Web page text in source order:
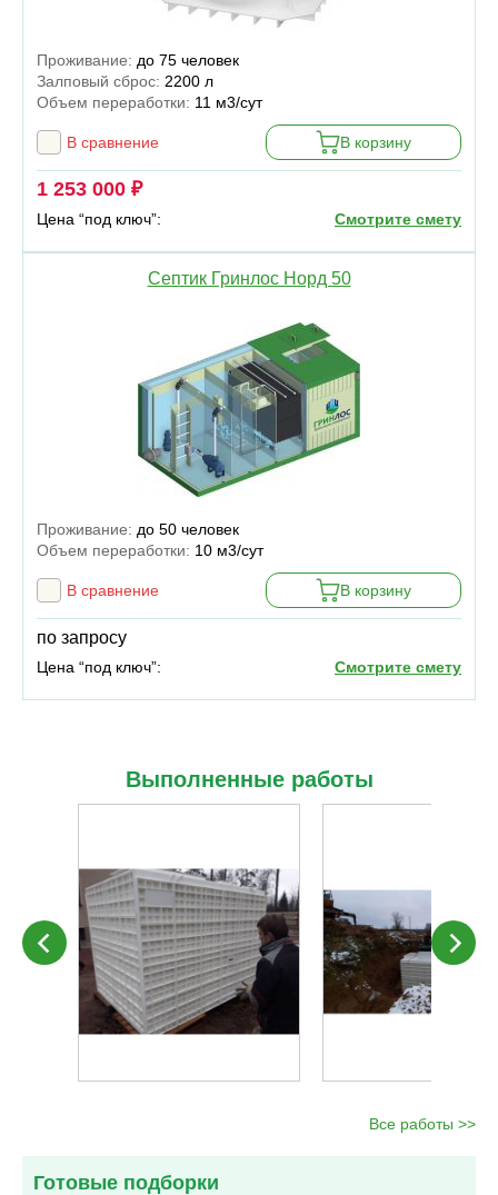
Проживание: до 75 человек
Залповый сброс: 2200 л
Объем переработки: 11 м3/сут
В сравнение В корзину
1 253 000 ₽
Цена “под ключ”: Смотрите смету
Септик Гринлос Норд 50
Проживание: до 50 человек
Объем переработки: 10 м3/сут
В сравнение В корзину
по запросу
Цена “под ключ”: Смотрите смету
Выполненные работы
Все работы >>
Готовые подборки